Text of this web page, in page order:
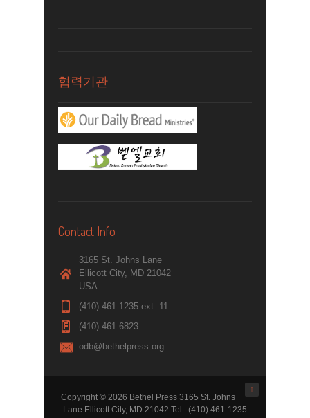
협력기관
Contact Info
3165 St. Johns Lane
Ellicott City, MD 21042
USA
(410) 461-1235 ext. 11
(410) 461-6823
odb@bethelpress.org
↑
Copyright © 2026 Bethel Press 3165 St. Johns
Lane Ellicott City, MD 21042 Tel : (410) 461-1235